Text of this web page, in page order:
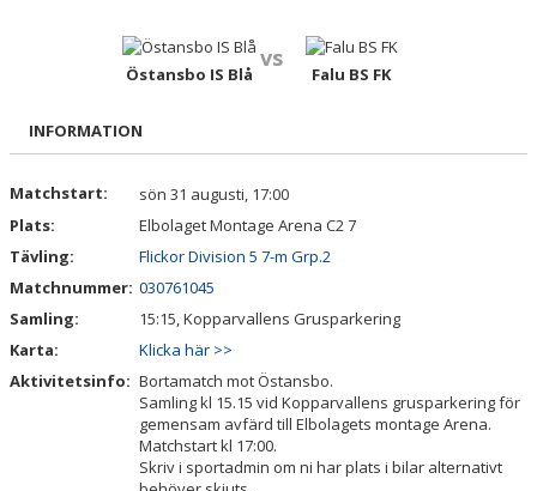
Östansbo IS Blå
vs
Falu BS FK
INFORMATION
Matchstart:
sön 31 augusti, 17:00
Plats:
Elbolaget Montage Arena C2 7
Tävling:
Flickor Division 5 7-m Grp.2
Matchnummer: 030761045
Samling:
15:15, Kopparvallens Grusparkering
Karta:
Klicka här >>
Aktivitetsinfo: Bortamatch mot Östansbo.
Samling kl 15.15 vid Kopparvallens grusparkering för
gemensam avfärd till Elbolagets montage Arena.
Matchstart kl 17:00.
Skriv i sportadmin om ni har plats i bilar alternativt